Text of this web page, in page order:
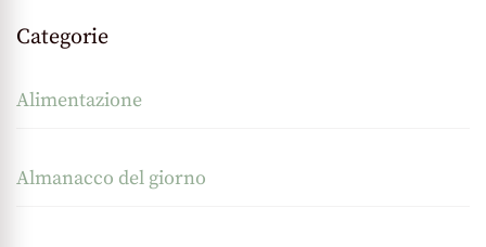
Categorie
Alimentazione
Almanacco del giorno